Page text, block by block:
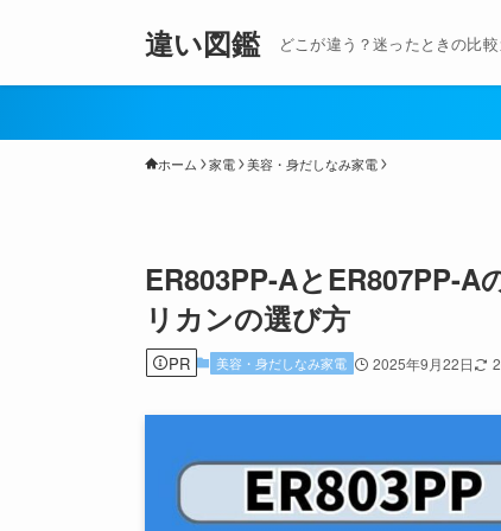
違い図鑑 どこが違う？迷ったときの比
ホーム 家電 美容・身だしなみ家電
ER803PP-AとER807PP-
リカンの選び方
PR 美容・身だしなみ家電 2025年9月22日